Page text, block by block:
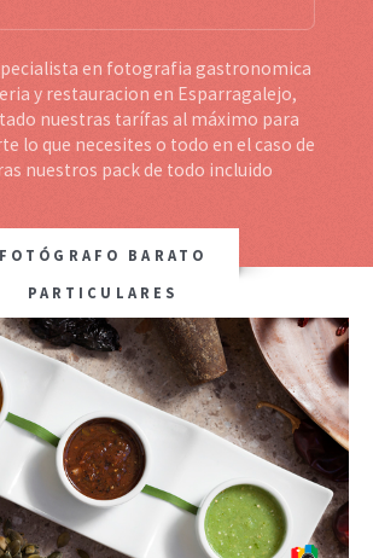
en fotografia gastronomica
y restauracion en Esparragalejo,
nuestras tarífas al máximo para
lo que necesites o todo en el caso de
nuestros pack de todo incluido
FOTÓGRAFO BARATO
PARTICULARES